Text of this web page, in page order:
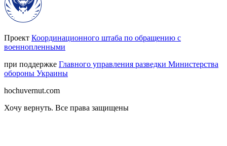
Проект Координационного штаба по обращению с
военнопленными
при поддержке Главного управления разведки Министерства
обороны Украины
hochuvernut.com
Хочу вернуть. Все права защищены